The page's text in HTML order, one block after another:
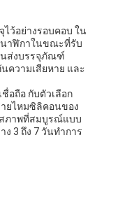
ว้อย่างรอบคอบ ใน
นาฬิกาในขณะที่รับ
นส่งบรรจุภัณฑ์
ความเสียหาย และ
อถือ กับตัวเลือก
ยไหมซิลิคอนของ
สภาพที่สมบูรณ์แบบ
ง 3 ถึง 7 วันทําการ